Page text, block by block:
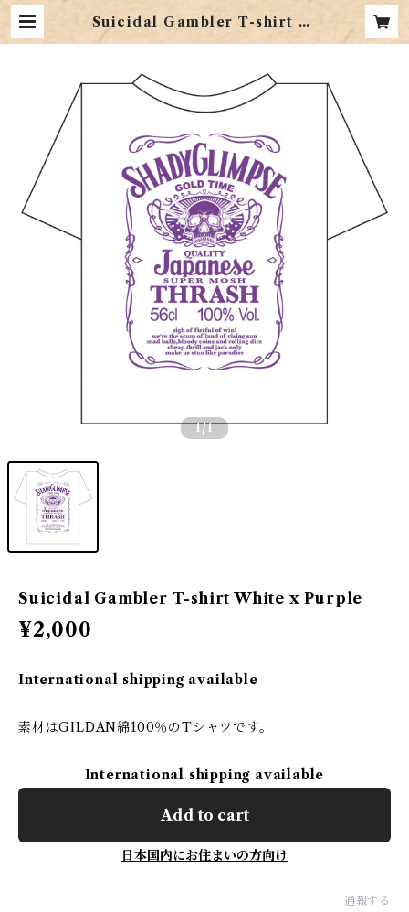
Suicidal Gambler T-shirt W
hite x Purple | SHOTGUN re
1/1
Suicidal Gambler T-shirt White x Purple
¥2,000
International shipping available
素材はGILDAN綿100％のTシャツです。
International shipping available
Add to cart
日本国内にお住まいの方向け
通報する